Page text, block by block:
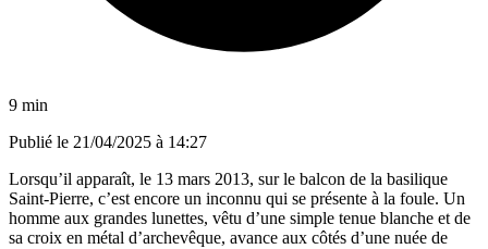
9 min
Publié le 21/04/2025 à 14:27
Lorsqu’il apparaît, le 13 mars 2013, sur le balcon de la basilique
Saint-Pierre, c’est encore un inconnu qui se présente à la foule. Un
homme aux grandes lunettes, vêtu d’une simple tenue blanche et de
sa croix en métal d’archevêque, avance aux côtés d’une nuée de